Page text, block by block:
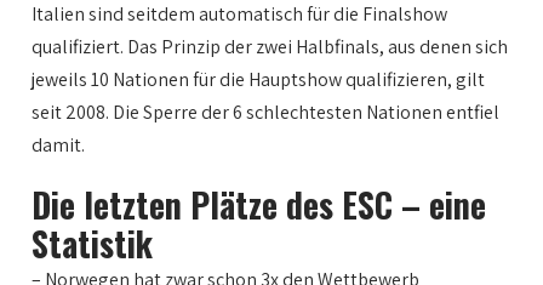
Italien sind seitdem automatisch für die Finalshow
qualifiziert. Das Prinzip der zwei Halbfinals, aus denen sich
jeweils 10 Nationen für die Hauptshow qualifizieren, gilt
seit 2008. Die Sperre der 6 schlechtesten Nationen entfiel
damit.
Die letzten Plätze des ESC – eine
Statistik
– Norwegen hat zwar schon 3x den Wettbewerb